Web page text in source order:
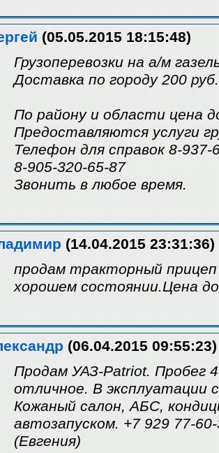
(05.05.2015 18:15:48)
Грузоперевозки на а/м
Доставка по городу 200 руб.
По району и области цена
Предоставляются услуги
Телефон для справок 8-937-
8-905-320-65-87
Звонить в любое время.
(14.04.2015 23:31:36)
продам тракторный
хорошем состоянии.Цена
(06.04.2015 09:55:23)
Продам УАЗ-Patriot. Пробег
отличное. В эксплуатации
Кожаный салон, АБС,
автозапуском. +7 929 77-
(Евгения)